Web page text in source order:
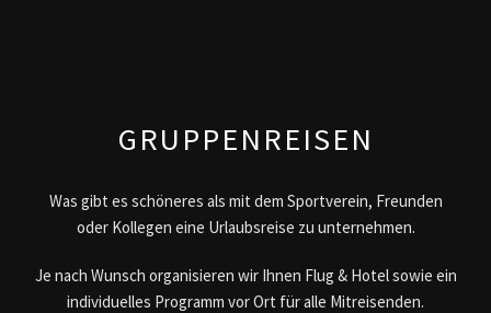
KONTAKT
GRUPPENREISEN
Was gibt es schöneres als mit dem Sportverein, Freunden
oder Kollegen eine Urlaubsreise zu unternehmen.
Je nach Wunsch organisieren wir Ihnen Flug & Hotel sowie ein
individuelles Programm vor Ort für alle Mitreisenden.